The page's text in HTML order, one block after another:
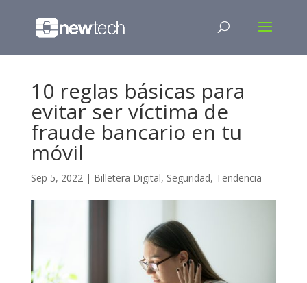
10 reglas básicas para
evitar ser víctima de
fraude bancario en tu
móvil
Sep 5, 2022| Billetera Digital, Seguridad, Tendencia